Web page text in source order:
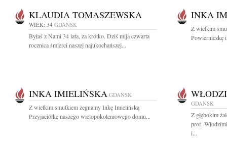
KLAUDIA TOMASZEWSKA
WIEK: 34 GDAŃSK
Byłaś z Nami 34 lata, za krótko. Dziś mija czwarta
rocznica śmierci naszej najukochańszej...
INKA
Z wielkim
Powierniczkę i
INKA IMIELIŃSKA GDAŃSK
Z wielkim smutkiem żegnamy Inkę Imielińską
Przyjaciółkę naszego wielopokoleniowego domu...
GDAŃSK
Z głębokim
prof.
i...